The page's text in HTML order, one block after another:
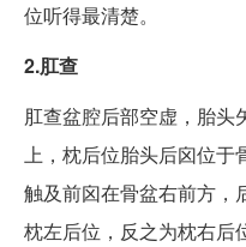
位听得最清楚。
2.肛查
肛查盆腔后部空虚，胎头
上，枕后位胎头后囟位于
触及前囟在骨盆右前方，
枕左后位，反之为枕右后